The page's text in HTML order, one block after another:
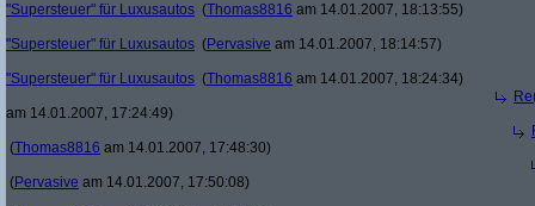
"Supersteuer" für Luxusautos (Thomas8816 am 14.01.2007, 18:13:55)
"Supersteuer" für Luxusautos (Pervasive am 14.01.2007, 18:14:57)
"Supersteuer" für Luxusautos (Thomas8816 am 14.01.2007, 18:24:34)
am 14.01.2007, 17:24:49)
(Thomas8816 am 14.01.2007, 17:48:30)
(Pervasive am 14.01.2007, 17:50:08)